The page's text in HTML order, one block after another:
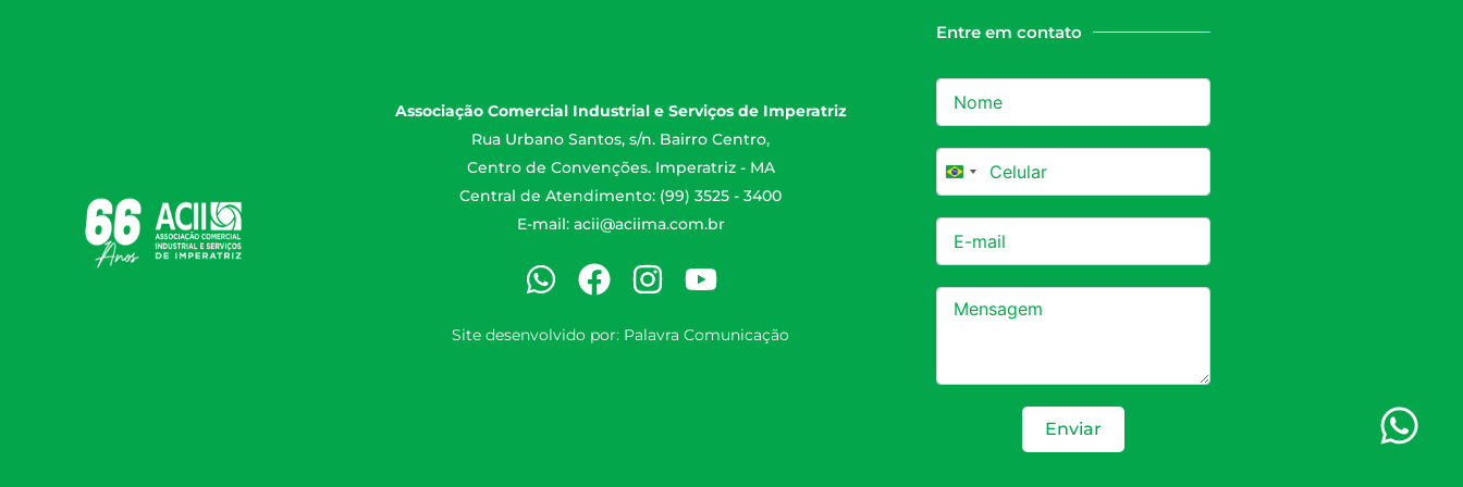
Associação Comercial Industrial e Serviços de Imperatriz
Rua Urbano Santos, s/n. Bairro Centro,
Centro de Convenções. Imperatriz - MA
Central de Atendimento: (99) 3525 - 3400
E-mail: acii@aciima.com.br
Site desenvolvido por: Palavra Comunicação
Entre em contato
Brazil +55
Enviar